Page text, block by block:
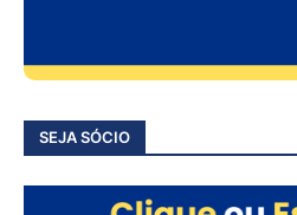
SEJA SÓCIO